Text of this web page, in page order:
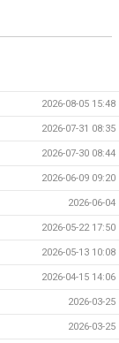
2026-08-05 15:48
2026-07-31 08:35
2026-07-30 08:44
2026-06-09 09:20
2026-06-04
2026-05-22 17:50
2026-05-13 10:08
2026-04-15 14:06
2026-03-25
2026-03-25